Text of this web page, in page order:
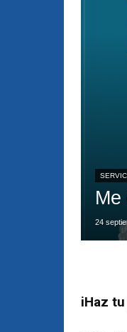
24
iHaz